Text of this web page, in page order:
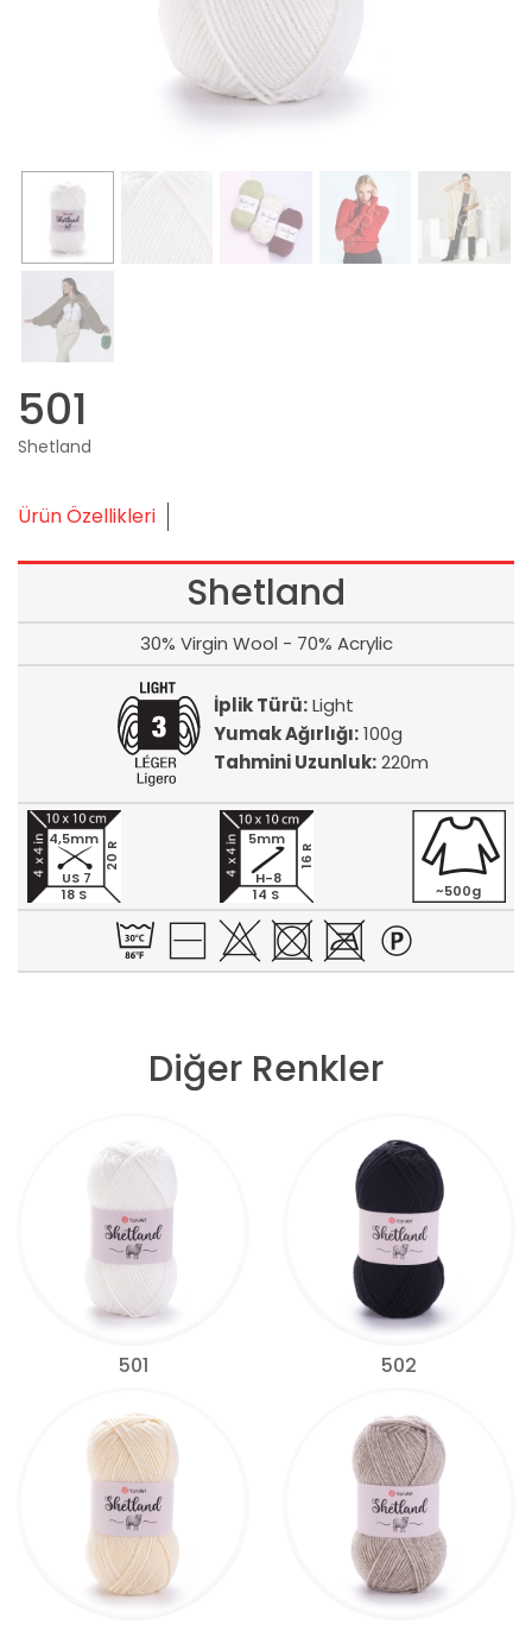
501
Shetland
Ürün Özellikleri
Shetland
30% Virgin Wool - 70% Acrylic
İplik Türü:Light
Yumak Ağırlığı:100g
Tahmini Uzunluk:220m
18 S
20 R
4,5mm
US 7
14 S
16 R
5mm
H-8
~500g
Diğer Renkler
501 502